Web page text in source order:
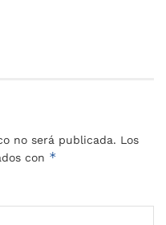
no será publicada. Los
con *